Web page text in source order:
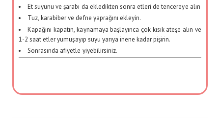
Et suyunu ve şarabı da ekledikten sonra etleri de tencereye alın
Tuz, karabiber ve defne yaprağını ekleyin.
Kapağını kapatın, kaynamaya başlayınca çok kısık ateşe alın ve
1-2 saat etler yumuşayıp suyu yarıya inene kadar pişirin.
Sonrasında afiyetle yiyebilirsiniz.